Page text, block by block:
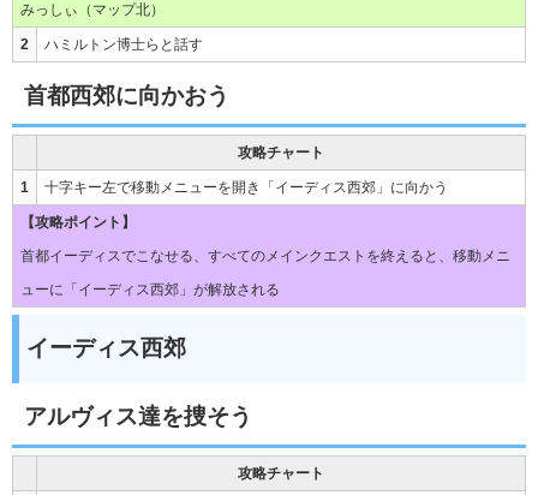
みっしぃ（マップ北）
2 ハミルトン博士らと話す
首都西郊に向かおう
攻略チャート
1 十字キー左で移動メニューを開き「イーディス西郊」に向かう
【攻略ポイント】
首都イーディスでこなせる、すべてのメインクエストを終えると、移動メニ
ューに「イーディス西郊」が解放される
イーディス西郊
アルヴィス達を捜そう
攻略チャート